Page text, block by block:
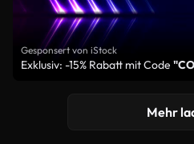
Gesponsert von iStock
Exklusiv: -15% Rabatt mit Code
Mehr